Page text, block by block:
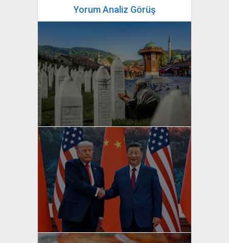
Yorum Analiz Görüş
yazan
Bahri Ak
yazan
Bahri Ak